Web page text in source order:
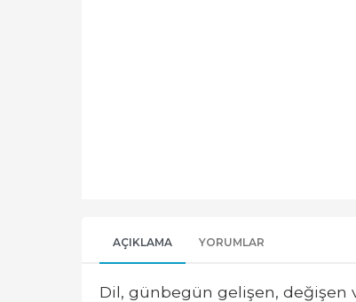
AÇIKLAMA YORUMLAR
Dil, günbegün gelişen, değişen